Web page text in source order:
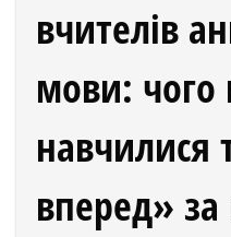
вчителів
мови:
навчилися
вперед»